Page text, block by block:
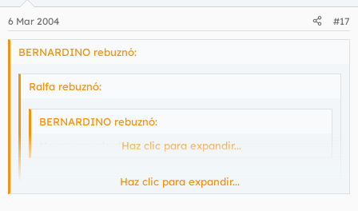
6 Mar 2004 #17
BERNARDINO rebuznó:
Ralfa rebuznó:
BERNARDINO rebuznó:
No me acurdo de ese wey.Haz clic para expandir...
eS QUE tu eres myu joen Paqui...digo Bernar... :D :D
Haz clic para expandir...
Haz clic para expandir...